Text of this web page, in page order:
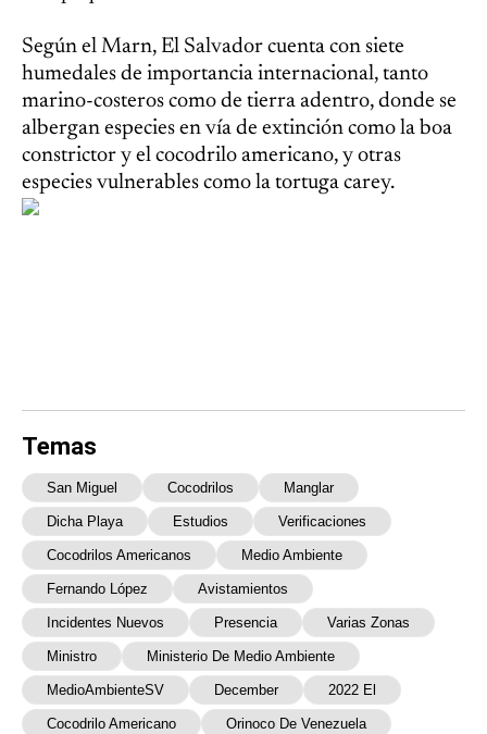
Según el Marn, El Salvador cuenta con siete
humedales de importancia internacional, tanto
marino-costeros como de tierra adentro, donde se
albergan especies en vía de extinción como la boa
constrictor y el cocodrilo americano, y otras
especies vulnerables como la tortuga carey.
Temas
San Miguel Cocodrilos Manglar
Dicha Playa Estudios Verificaciones
Cocodrilos Americanos Medio Ambiente
Fernando López Avistamientos
Incidentes Nuevos Presencia Varias Zonas
Ministro Ministerio De Medio Ambiente
MedioAmbienteSV December 2022 El
Cocodrilo Americano Orinoco De Venezuela